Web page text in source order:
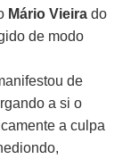
Mário Vieira do
de modo
de
a si o
a culpa